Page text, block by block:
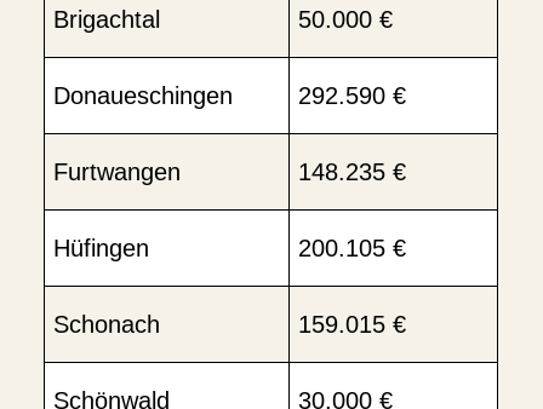
Brigachtal 50.000 €
Donaueschingen 292.590 €
Furtwangen 148.235 €
Hüfingen 200.105 €
Schonach 159.015 €
Schönwald 30.000 €